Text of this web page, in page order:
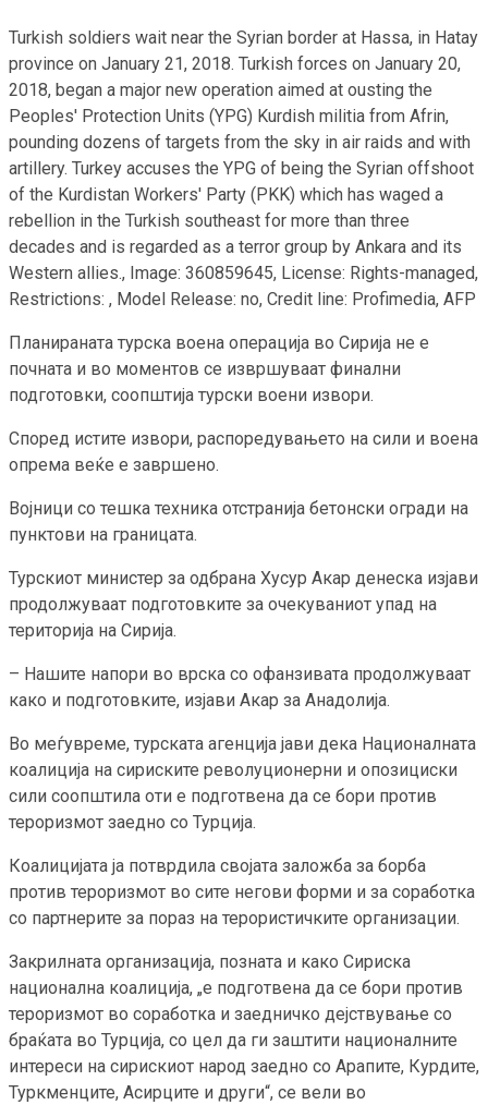
Turkish soldiers wait near the Syrian border at Hassa, in Hatay
province on January 21, 2018. Turkish forces on January 20,
2018, began a major new operation aimed at ousting the
Peoples' Protection Units (YPG) Kurdish militia from Afrin,
pounding dozens of targets from the sky in air raids and with
artillery. Turkey accuses the YPG of being the Syrian offshoot
of the Kurdistan Workers' Party (PKK) which has waged a
rebellion in the Turkish southeast for more than three
decades and is regarded as a terror group by Ankara and its
Western allies., Image: 360859645, License: Rights-managed,
Restrictions: , Model Release: no, Credit line: Profimedia, AFP
Планираната турска воена операција во Сирија не е
почната и во моментов се извршуваат финални
подготовки, соопштија турски воени извори.
Според истите извори, распоредувањето на сили и воена
опрема веќе е завршено.
Војници со тешка техника отстранија бетонски огради на
пунктови на границата.
Турскиот министер за одбрана Хусур Акар денеска изјави
продолжуваат подготовките за очекуваниот упад на
територија на Сирија.
– Нашите напори во врска со офанзивата продолжуваат
како и подготовките, изјави Акар за Анадолија.
Во меѓувреме, турската агенција јави дека Националната
коалиција на сириските револуционерни и опозициски
сили соопштила оти е подготвена да се бори против
тероризмот заедно со Турција.
Коалицијата ја потврдила својата заложба за борба
против тероризмот во сите негови форми и за соработка
со партнерите за пораз на терористичките организации.
Закрилната организација, позната и како Сириска
национална коалиција, „е подготвена да се бори против
тероризмот во соработка и заедничко дејствување со
браќата во Турција, со цел да ги заштити националните
интереси на сирискиот народ заедно со Арапите, Курдите,
Туркменците, Асирците и други“, се вели во